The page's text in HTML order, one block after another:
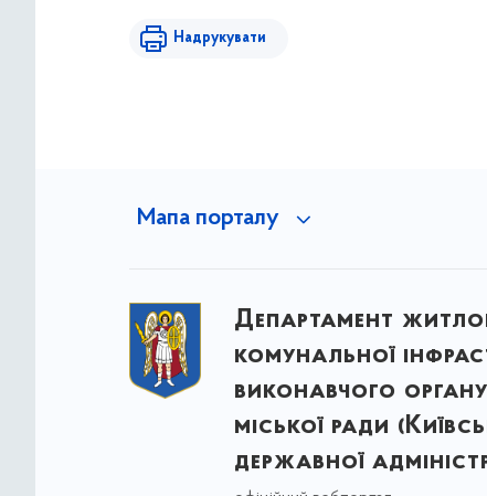
Надрукувати
Мапа порталу
Департамент
комунальної
виконавчого
міської ради
державної